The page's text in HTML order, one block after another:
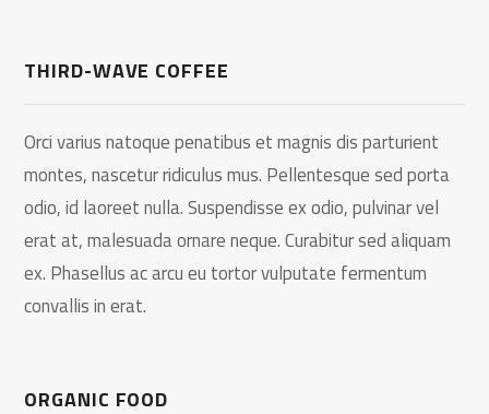
THIRD-WAVE COFFEE
Orci varius natoque penatibus et magnis dis parturient
montes, nascetur ridiculus mus. Pellentesque sed porta
odio, id laoreet nulla. Suspendisse ex odio, pulvinar vel
erat at, malesuada ornare neque. Curabitur sed aliquam
ex. Phasellus ac arcu eu tortor vulputate fermentum
convallis in erat.
ORGANIC FOOD